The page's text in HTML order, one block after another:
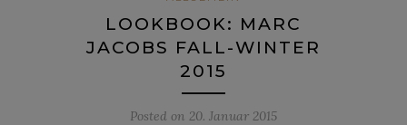
LOOKBOOK: MARC
JACOBS FALL-WINTER
2015
Posted on 20. Januar 2015